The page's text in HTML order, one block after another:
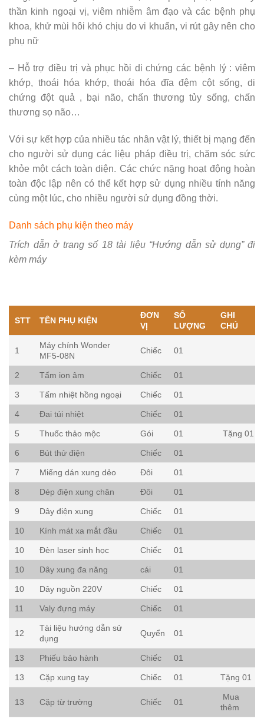
thần kinh ngoại vị, viêm nhiễm âm đạo và các bệnh phụ
khoa, khử mùi hôi khó chịu do vi khuẩn, vi rút gây nên cho
phụ nữ
– Hỗ trợ điều trị và phục hồi di chứng các bệnh lý : viêm
khớp, thoái hóa khớp, thoái hóa đĩa đệm cột sống, di
chứng đột quả , bại não, chấn thương tủy sống, chấn
thương sọ não…
Với sự kết hợp của nhiều tác nhân vật lý, thiết bị mạng đến
cho người sử dụng các liệu pháp điều trị, chăm sóc sức
khỏe một cách toàn diện. Các chức nặng hoạt động hoàn
toàn độc lập nên có thể kết hợp sử dụng nhiều tính năng
cùng một lúc, cho nhiều người sử dụng đồng thời.
Danh sách phụ kiện theo máy
Trích dẫn ở trang số 18 tài liệu “Hướng dẫn sử dụng” đi
kèm máy
STT TÊN PHỤ KIỆN
ĐƠN
VỊ
SỐ
LƯỢNG
GHI
CHÚ
1
Máy chính Wonder
MF5-08N
Chiếc 01
2 Tấm ion âm Chiếc 01
3 Tấm nhiệt hồng ngoại Chiếc 01
4 Đai túi nhiệt Chiếc 01
5 Thuốc thảo mộc Gói 01 Tặng 01
6 Bút thử điện Chiếc 01
7 Miếng dán xung dẻo Đôi 01
8 Dép điện xung chân Đôi 01
9 Dây điện xung Chiếc 01
10 Kính mát xa mắt đầu Chiếc 01
10 Đèn laser sinh học Chiếc 01
10 Dây xung đa năng cái 01
10 Dây nguồn 220V Chiếc 01
11 Valy đựng máy Chiếc 01
12
Tài liệu hướng dẫn sử
dụng
Quyển 01
13 Phiếu bảo hành Chiếc 01
13 Cặp xung tay Chiếc 01 Tặng 01
13 Cặp từ trường Chiếc 01
Mua
thêm